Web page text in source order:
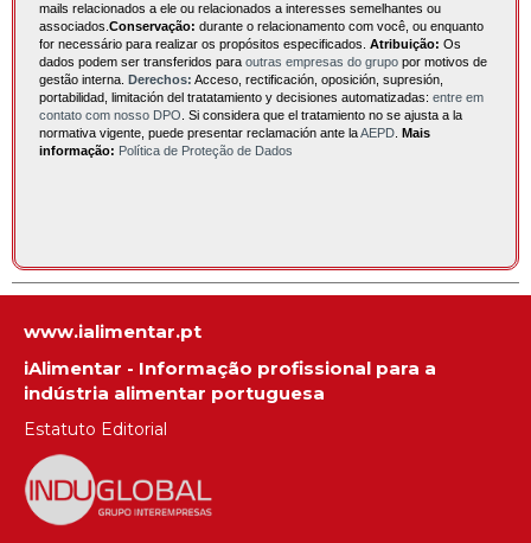
mails relacionados a ele ou relacionados a interesses semelhantes ou
associados. Conservação: durante o relacionamento com você, ou enquanto
for necessário para realizar os propósitos especificados. Atribuição: Os
dados podem ser transferidos para outras empresas do grupo por motivos de
gestão interna. Derechos: Acceso, rectificación, oposición, supresión,
portabilidad, limitación del tratatamiento y decisiones automatizadas: entre em
contato com nosso DPO . Si considera que el tratamiento no se ajusta a la
normativa vigente, puede presentar reclamación ante laAEPD Mais
informação: Política de Proteção de Dados
www.ialimentar.pt
iAlimentar - Informação profissional para a
indústria alimentar portuguesa
Estatuto Editorial